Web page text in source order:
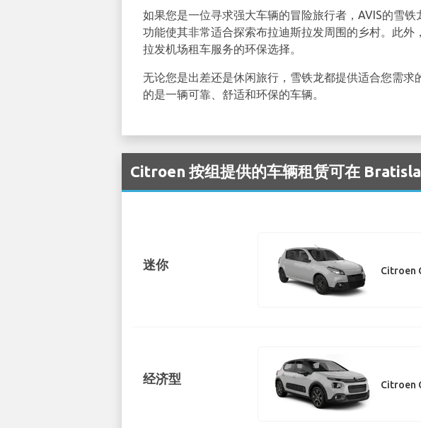
如果您是一位寻求强大车辆的冒险旅行者，AVIS的雪
功能使其非常适合探索布拉迪斯拉发周围的乡村。此
拉发机场租车服务的环保选择。
无论您是出差还是休闲旅行，雪铁龙都提供适合您需
的是一辆可靠、舒适和环保的车辆。
Citroen 按组提供的车辆租赁可在
迷你 Citroen
经济型 Citroen